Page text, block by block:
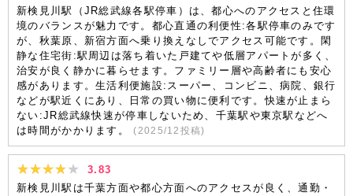
新検見川駅（JR総武線各駅停車）は、都心へのアクセスと住環
境のバランスが魅力です。都心直通の利便性:各駅停車のみです
が、秋葉原、新宿方面へ乗り換えなしでアクセス可能です。閑
静な住宅街:駅周辺は落ち着いた戸建てや低層アパートが多く、
治安が良く静かに暮らせます。ファミリー層や高齢者にも安心
感があります。生活利便施設:スーパー、コンビニ、病院、銀行
などが駅近くにあり、日常の買い物に便利です。快速が止まら
ない:JR総武線快速が停車しないため、千葉駅や東京駅などへ
は時間がかかります。
(2025/12 投稿)
3.83
新検見川駅は千葉方面や都心方面へのアクセスが良く、通勤・